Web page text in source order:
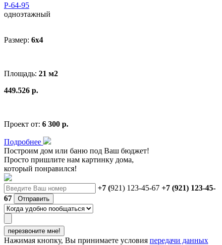
Р-64-95
одноэтажный
Размер: 6x4
Площадь: 21 м2
449.526 р.
Проект от: 6 300 р.
Подробнее
Построим дом или баню под Ваш бюджет!
Просто пришлите нам картинку дома,
который понравился!
+7 (921) 123-45-67 +7 (921) 123-45-
67
Отправить
перезвоните мне!
Нажимая кнопку, Вы принимаете условия передачи данных